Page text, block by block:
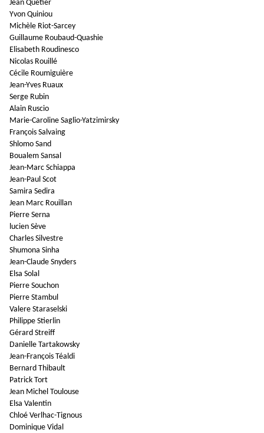
Jean Quétier
Yvon Quiniou
Michèle Riot-Sarcey
Guillaume Roubaud-Quashie
Elisabeth Roudinesco
Nicolas Rouillé
Cécile Roumiguière
Jean-Yves Ruaux
Serge Rubin
Alain Ruscio
Marie-Caroline Saglio-Yatzimirsky
François Salvaing
Shlomo Sand
Boualem Sansal
Jean-Marc Schiappa
Jean-Paul Scot
Samira Sedira
Jean Marc Rouillan
Pierre Serna
lucien Sève
Charles Silvestre
Shumona Sinha
Jean-Claude Snyders
Elsa Solal
Pierre Souchon
Pierre Stambul
Valere Staraselski
Philippe Stierlin
Gérard Streiff
Danielle Tartakowsky
Jean-François Téaldi
Bernard Thibault
Patrick Tort
Jean Michel Toulouse
Elsa Valentin
Chloé Verlhac-Tignous
Dominique Vidal